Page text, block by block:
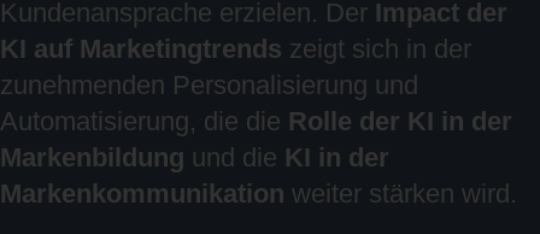
Kundenansprache erzielen. Der Impact der
KI auf Marketingtrends zeigt sich in der
zunehmenden Personalisierung und
Automatisierung, die die Rolle der KI in der
Markenbildung und die KI in der
Markenkommunikation weiter stärken wird.